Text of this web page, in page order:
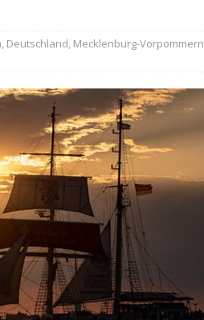
, Deutschland, Mecklenburg-Vorpommern